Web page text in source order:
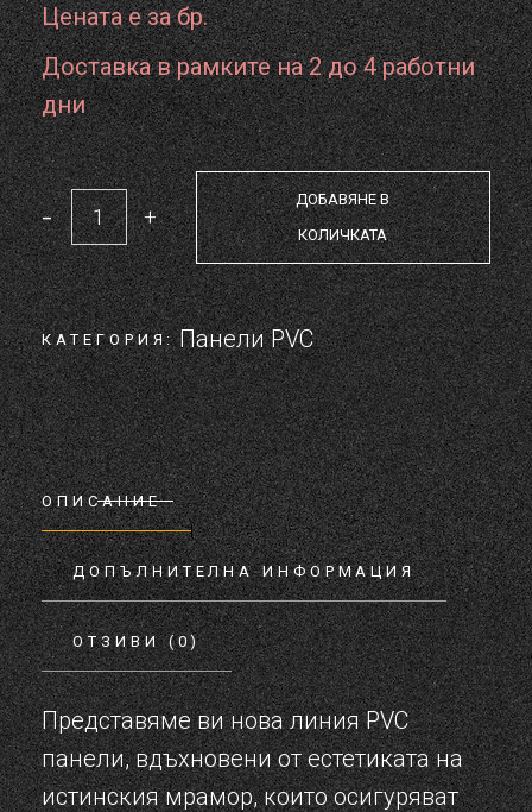
Цената е за бр.
Доставка в рамките на 2 до 4 работни
дни
PVC панел - MARBLE HONEY quantity
- +
ДОБАВЯНЕ В
КОЛИЧКАТА
КАТЕГОРИЯ: Панели PVC
ОПИСАНИЕ
ДОПЪЛНИТЕЛНА ИНФОРМАЦИЯ
ОТЗИВИ (0)
Представяме ви нова линия PVC
панели, вдъхновени от естетиката на
истинския мрамор, които осигуряват